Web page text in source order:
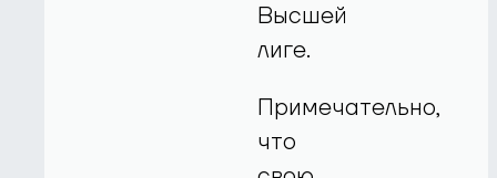
Высшей
лиге.
Примечательно,
что